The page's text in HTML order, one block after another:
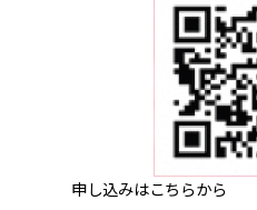
申し込みはこちらから